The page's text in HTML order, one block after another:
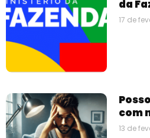
da
17 de
com
13 de